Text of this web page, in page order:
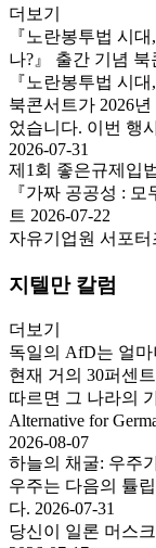
더보기
『노란봉투법 시
나?』 출간 기념 북
『노란봉투법 시
북콘서트가 2026
었습니다. 이번 행
2026-07-31
제1회 좋은규제입
『가짜 공공성 :
트 2026-07-22
자유기업원 서포터
지텔만 칼럼
더보기
독일의 AfD는 얼
현재 거의 30퍼센
따르면 그 나라의
Alternative for
2026-08-07
하늘의 채굴: 우주
우주는 다음의 튤
다. 2026-07-31
당신이 일론 머스